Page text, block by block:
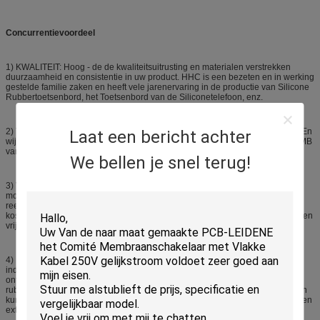
Laat een bericht achter
We bellen je snel terug!
Concurrentievoordeel
1) KWALITEIT: Hoog - de de kwaliteitsuitrusting en materialen verstrekken
duurzaamheid en consistentie in uw product. HHC is een bezeten en in werking
gestelde familie zaken en heeft vele jarenervaring in de productie van Silicone
Rubbertoetsenbord, het Toetsenbord van de Siliconetelefoon, enz.
2) TARIFERING: HHC biedt de dienst en de tarifering van wereldklasse aan. En
wij hebben het bewerken methodes ontwikkeld die klantenduizenden van RMB
van standaardprijzen kunnen bewaren!
3) VRIJ ONTWERP: Onze rubber het bewerken kosten omvatten 3D
modellering zonder extra kosten van een 2D dossier. Wij kunnen ook
reengineer een toetsenbord van een klant verstrekte steekproef zonder extra
kosten. Ons techniekpersoneel heeft soorten siliconetoetsenbord ontworpen en
vrije ontwerphulp kunnen bieden.
4)
PROTOTYPEN: Onze standaardlevertijden zijn onder het beste in de
industrie. Nochtans, als u iets nodig hebt heeft snellere RSP een proces
ontwikkeld om plotseling te vervaardigen - in werking gesteld het silicone
rubbertoetsenbord van de productiekwaliteit in 7-10 dagen. De toetsenborden
kunnen in veelvoudige siliconekleuren met veelvoudige drukkleuren voor geen
extra last worden gedaan.